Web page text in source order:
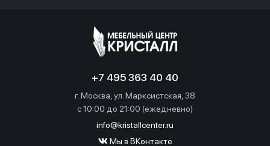
+7 495 363 40 40
г. Москва, ул. Марксистская, 38
c 10:00 до 21:00 (ежедневно)
info@kristallcenter.ru
Мы в ВКонтакте